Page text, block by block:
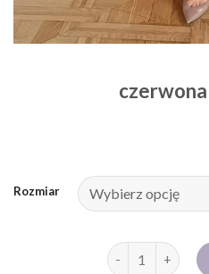
Rozmiar
ilość czerwona